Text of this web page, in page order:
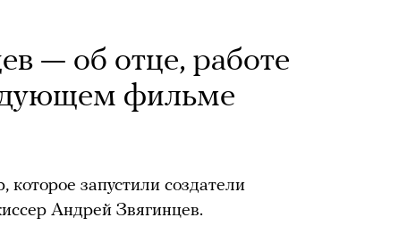
— об отце, работе
фильме
запустили создатели
Андрей Звягинцев.